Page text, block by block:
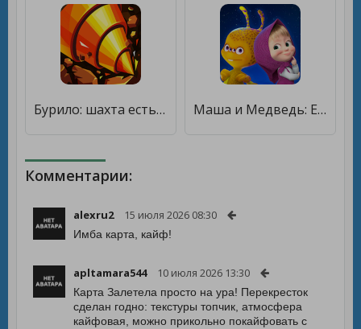
Бурило: шахта есть, стратегия найдётся [Много монет] Маша и Медведь: Есть контакт! [Бесплатные покупки]
Комментарии:
alexru2 15 июля 2026 08:30
Имба карта, кайф!
apltamara544 10 июля 2026 13:30
Карта Залетела просто на ура! Перекресток
сделан годно: текстуры топчик, атмосфера
кайфовая, можно прикольно покайфовать с